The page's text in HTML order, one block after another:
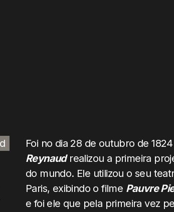
Foi no dia 28 de outubro de
Reynaudrealizou a primeira
do mundo. Ele utilizou o seu
Paris, exibindo o filme Pauvre
e foi ele que pela primeira vez